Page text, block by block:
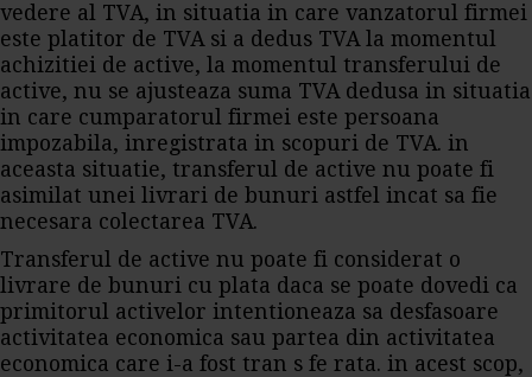
vedere al TVA, in situatia in care vanzatorul firmei
este platitor de TVA si a dedus TVA la momentul
achizitiei de active, la momentul transferului de
active, nu se ajusteaza suma TVA dedusa in situatia
in care cumparatorul firmei este persoana
impozabila, inregistrata in scopuri de TVA. in
aceasta situatie, transferul de active nu poate fi
asimilat unei livrari de bunuri astfel incat sa fie
necesara colectarea TVA.
Transferul de active nu poate fi considerat o
livrare de bunuri cu plata daca se poate dovedi ca
primitorul activelor intentioneaza sa desfasoare
activitatea economica sau partea din activitatea
economica care i-a fost tran s fe rata. in acest scop,